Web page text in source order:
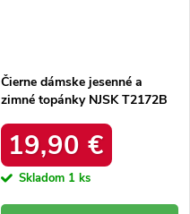
Čierne dámske jesenné a
zimné topánky NJSK T2172B
19,90 €
Skladom 1 ks